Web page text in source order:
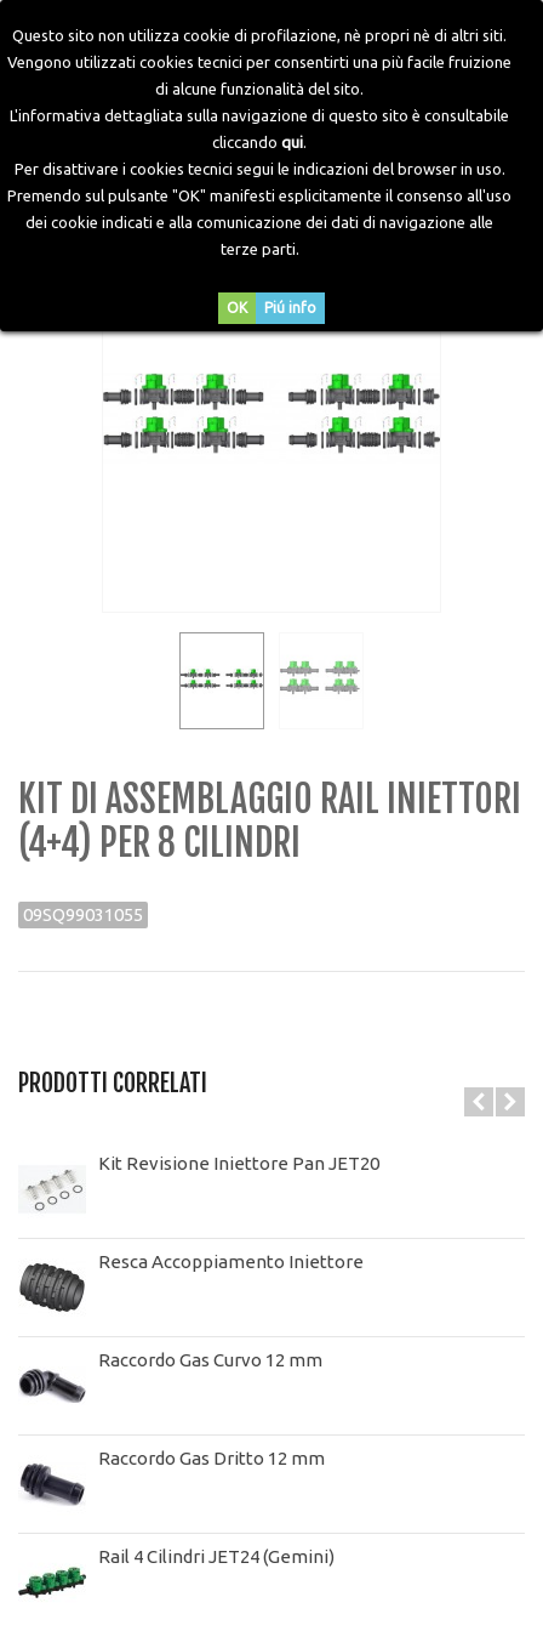
Questo sito non utilizza cookie di profilazione, nè propri nè di altri siti.
Vengono utilizzati cookies tecnici per consentirti una più facile fruizione
di alcune funzionalità del sito.
L'informativa dettagliata sulla navigazione di questo sito è consultabile
cliccando qui.
Per disattivare i cookies tecnici segui le indicazioni del browser in uso.
Premendo sul pulsante "OK" manifesti esplicitamente il consenso all'uso
dei cookie indicati e alla comunicazione dei dati di navigazione alle
terze parti.
OK Piú info
Componenti GPL Accessori Iniettori Old
Accessori Iniettori Pan JET20
Kit di assemblaggio rail
Iniettori (4+4) per 8 cilindri
KIT DI ASSEMBLAGGIO RAIL INIETTORI
(4+4) PER 8 CILINDRI
09SQ99031055
PRODOTTI CORRELATI
Kit Revisione Iniettore Pan JET20
Resca Accoppiamento Iniettore
Raccordo Gas Curvo 12 mm
Raccordo Gas Dritto 12 mm
Rail 4 Cilindri JET24 (Gemini)